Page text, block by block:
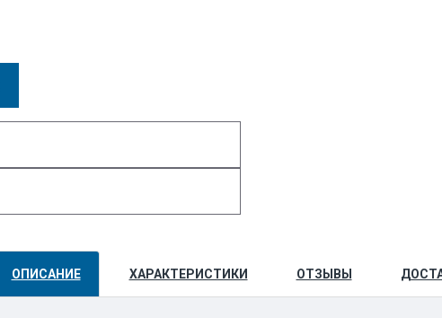
ОПИСАНИЕ ХАРАКТЕРИСТИКИ ОТЗЫВЫ